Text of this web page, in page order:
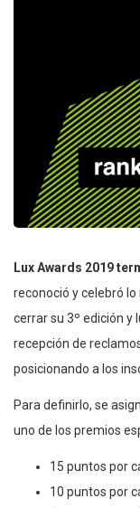
Lux Awards 2019
reconoció y celebró
cerrar su 3º edición y
recepción de
posicionando a los
Para definirlo, se
uno de los premios
15 puntos por
10 puntos por